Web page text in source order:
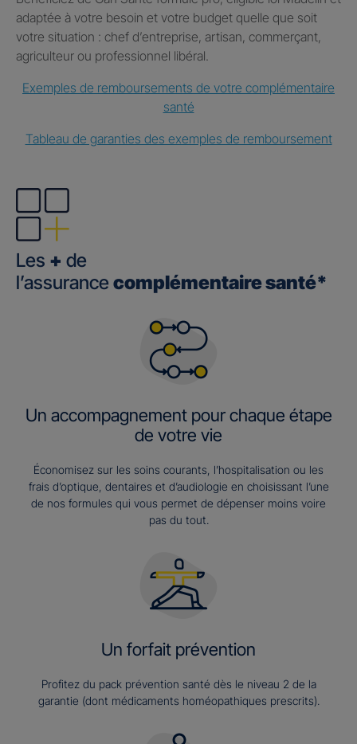
adaptée à votre besoin et votre budget quelle que soit
votre situation : chef d’entreprise, artisan, commerçant,
agriculteur ou professionnel libéral.
Exemples de remboursements de votre complémentaire
santé
Tableau de garanties des exemples de remboursement
Les + de
l’assurance complémentaire santé*
Un accompagnement pour chaque étape
de votre vie
Économisez sur les soins courants, l’hospitalisation ou les
frais d’optique, dentaires et d’audiologie en choisissant l’une
de nos formules qui vous permet de dépenser moins voire
pas du tout.
Un forfait prévention
Profitez du pack prévention santé dès le niveau 2 de la
garantie (dont médicaments homéopathiques prescrits).